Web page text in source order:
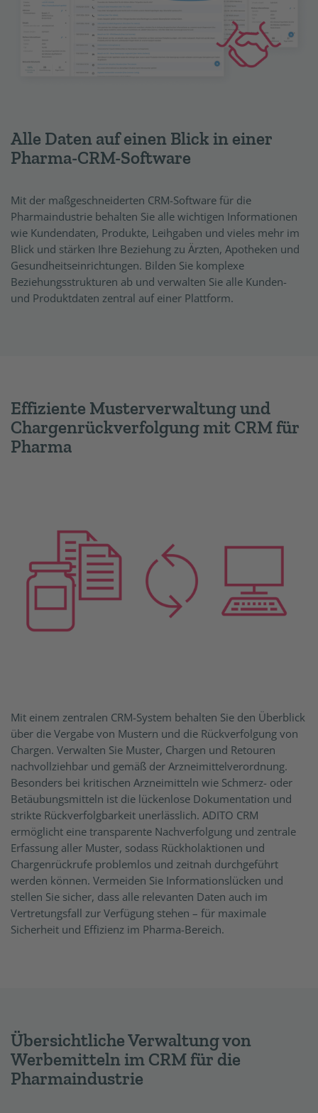
Alle Daten auf einen Blick in einer
Pharma-CRM-Software
Mit der maßgeschneiderten CRM-Software für die
Pharmaindustrie behalten Sie alle wichtigen Informationen
wie Kundendaten, Produkte, Leihgaben und vieles mehr im
Blick und stärken Ihre Beziehung zu Ärzten, Apotheken und
Gesundheitseinrichtungen. Bilden Sie komplexe
Beziehungsstrukturen ab und verwalten Sie alle Kunden-
und Produktdaten zentral auf einer Plattform.
Effiziente Musterverwaltung und
Chargenrückverfolgung mit CRM für
Pharma
Mit einem zentralen CRM-System behalten Sie den Überblick
über die Vergabe von Mustern und die Rückverfolgung von
Chargen. Verwalten Sie Muster, Chargen und Retouren
nachvollziehbar und gemäß der Arzneimittelverordnung.
Besonders bei kritischen Arzneimitteln wie Schmerz- oder
Betäubungsmitteln ist die lückenlose Dokumentation und
strikte Rückverfolgbarkeit unerlässlich. ADITO CRM
ermöglicht eine transparente Nachverfolgung und zentrale
Erfassung aller Muster, sodass Rückholaktionen und
Chargenrückrufe problemlos und zeitnah durchgeführt
werden können. Vermeiden Sie Informationslücken und
stellen Sie sicher, dass alle relevanten Daten auch im
Vertretungsfall zur Verfügung stehen – für maximale
Sicherheit und Effizienz im Pharma-Bereich.
Übersichtliche Verwaltung von
Werbemitteln im CRM für die
Pharmaindustrie